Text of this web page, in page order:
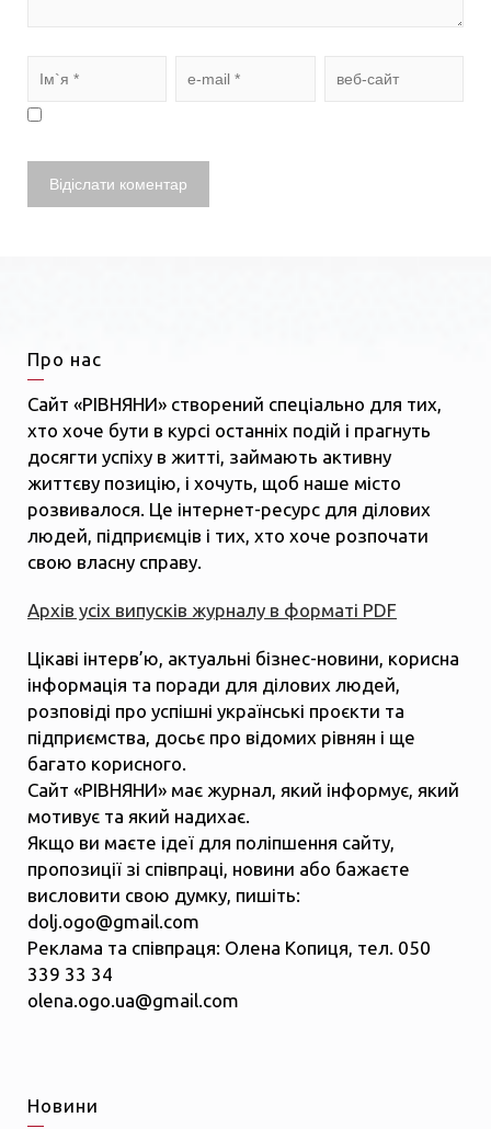
Про нас
Сайт «РІВНЯНИ» створений спеціально для тих,
хто хоче бути в курсі останніх подій і прагнуть
досягти успіху в житті, займають активну
життєву позицію, і хочуть, щоб наше місто
розвивалося. Це інтернет-ресурс для ділових
людей, підприємців і тих, хто хоче розпочати
свою власну справу.
Архів усіх випусків журналу в форматі PDF
Цікаві інтерв’ю, актуальні бізнес-новини, корисна
інформація та поради для ділових людей,
розповіді про успішні українські проєкти та
підприємства, досьє про відомих рівнян і ще
багато корисного.
Сайт «РІВНЯНИ» має журнал, який інформує, який
мотивує та який надихає.
Якщо ви маєте ідеї для поліпшення сайту,
пропозиції зі співпраці, новини або бажаєте
висловити свою думку, пишіть:
dolj.ogo@gmail.com
Реклама та співпраця: Олена Копиця, тел. 050
339 33 34
olena.ogo.ua@gmail.com
Новини